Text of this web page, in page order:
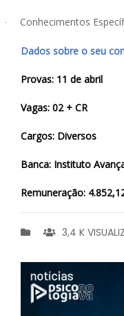
· Conhecimentos
Dados sobre o seu
Provas: 11 de abril
Vagas: 02 + CR
Cargos: Diversos
Banca: Instituto
Remuneração:
3,4 K